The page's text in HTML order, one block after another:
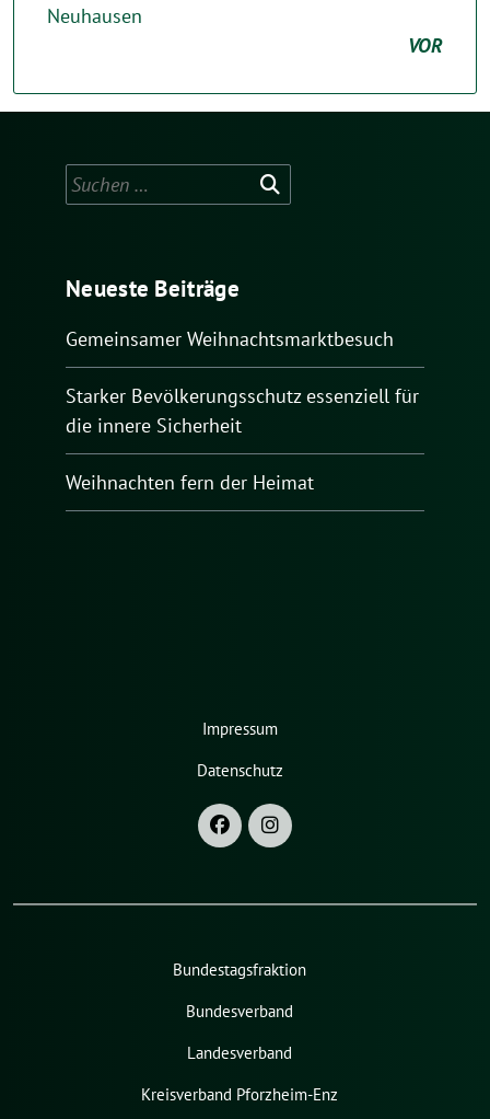
Neuhausen
VOR
Suchen
nach:
Neueste Beiträge
Gemeinsamer Weihnachtsmarktbesuch
Starker Bevölkerungsschutz essenziell für
die innere Sicherheit
Weihnachten fern der Heimat
Impressum
Datenschutz
Bundestagsfraktion
Bundesverband
Landesverband
Kreisverband Pforzheim-Enz